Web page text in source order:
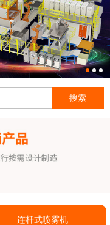
连杆式喷雾机